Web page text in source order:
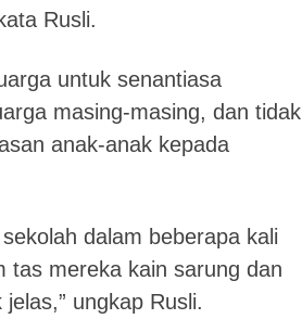
Rusli.
untuk senantiasa
masing-masing, dan tidak
anak-anak kepada
dalam beberapa kali
tas mereka kain sarung dan
ungkap Rusli.